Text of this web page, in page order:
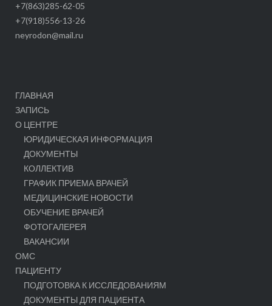
+7(863)285-62-05
+7(918)556-13-26
neyrodon@mail.ru
ГЛАВНАЯ
ЗАПИСЬ
О ЦЕНТРЕ
ЮРИДИЧЕСКАЯ ИНФОРМАЦИЯ
ДОКУМЕНТЫ
КОЛЛЕКТИВ
ГРАФИК ПРИЕМА ВРАЧЕЙ
МЕДИЦИНСКИЕ НОВОСТИ
ОБУЧЕНИЕ ВРАЧЕЙ
ФОТОГАЛЕРЕЯ
ВАКАНСИИ
ОМС
ПАЦИЕНТУ
ПОДГОТОВКА К ИССЛЕДОВАНИЯМ
ДОКУМЕНТЫ ДЛЯ ПАЦИЕНТА